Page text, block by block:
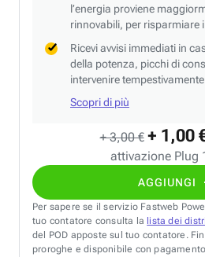
+ 3,00 € + 1,00
attivazione Plug
AGGIUNGI
l’energia proviene
rinnovabili, per risparmiare
Ricevi avvisi immediati in
della potenza, picchi di
intervenire tempestivamente
Scopri di più
Per sapere se il servizio Fastweb
tuo contatore consulta la lista dei
del POD apposte sul tuo contatore.
proroghe e disponibile con